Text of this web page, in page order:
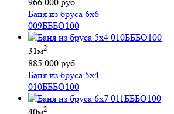
966 000 руб.
Баня из бруса 6х6
009БББО100
31м2
885 000 руб.
Баня из бруса 5х4
010БББО100
2